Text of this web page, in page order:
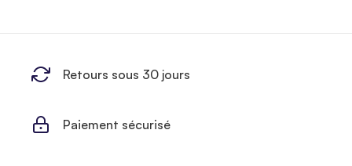
Retours sous 30 jours
Paiement sécurisé